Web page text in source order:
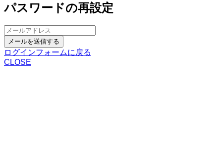
パスワードの再設定
メールを送信する
ログインフォームに戻る
CLOSE